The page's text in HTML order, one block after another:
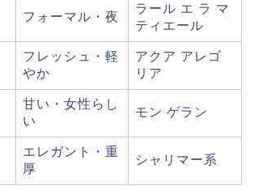
フォーマル・夜
ラール エ ラ マ
ティエール
フレッシュ・軽
やか
アクア アレゴ
リア
甘い・女性らし
い
モン ゲラン
エレガント・重
厚
シャリマー系